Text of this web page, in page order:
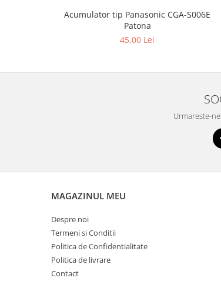
Incarcatoare autoAcumulator tip Panasonic CGA-S006E
Patona
45,00 Lei
Urmareste-
MAGAZINUL MEU
Despre noi
Termeni si Conditii
Politica de Confidentialitate
Politica de livrare
Contact